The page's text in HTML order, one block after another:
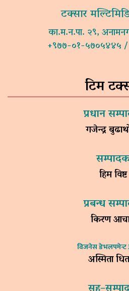
टक्सार
का.म.न.पा. २९,
+९७७-०१-५७०५४४५
टिम
प्रधान
गजेन्द्र
हिम विष्ट
प्रबन्ध
किरण
विजनेस
अस्मिता